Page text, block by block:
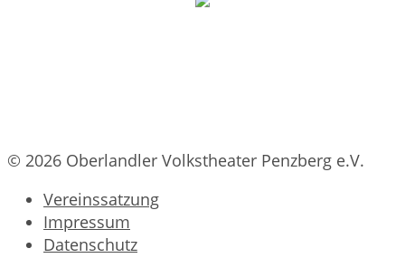
© 2026 Oberlandler Volkstheater Penzberg e.V.
Vereinssatzung
Impressum
Datenschutz